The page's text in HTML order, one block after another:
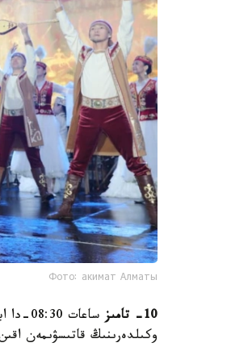
Фото: акимат Алматы
10- تامىز
وكىلدەرىنىڭ قاتىسۋىمەن